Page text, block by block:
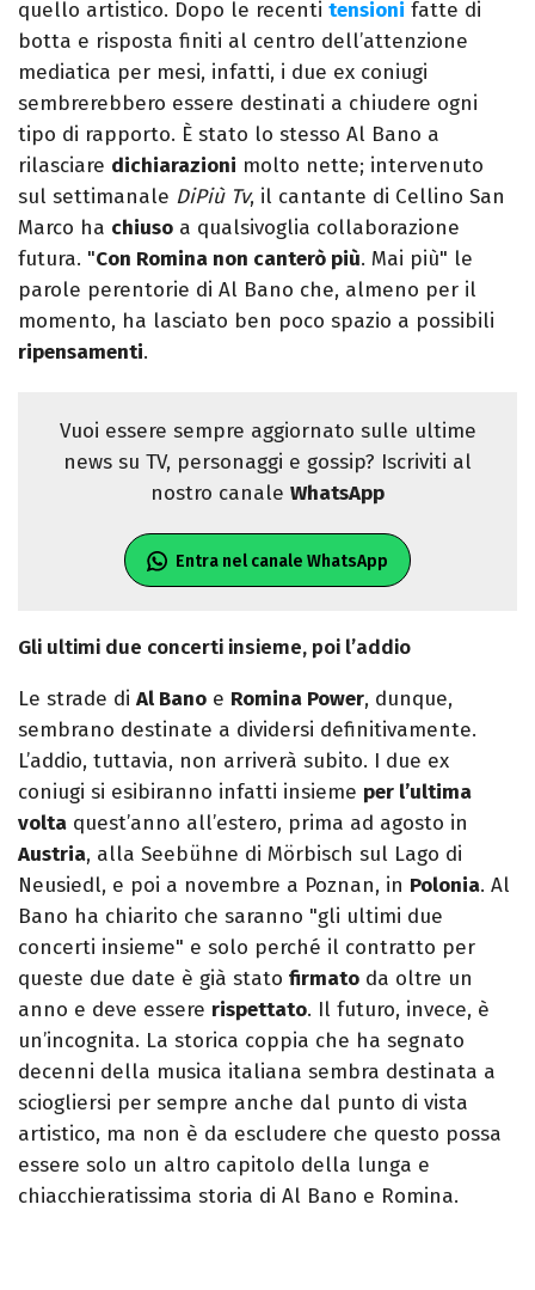
quello artistico. Dopo le recenti tensioni fatte di
botta e risposta finiti al centro dell’attenzione
mediatica per mesi, infatti, i due ex coniugi
sembrerebbero essere destinati a chiudere ogni
tipo di rapporto. È stato lo stesso Al Bano a
rilasciare dichiarazioni molto nette; intervenuto
sul settimanale DiPiù Tv, il cantante di Cellino San
Marco ha chiuso a qualsivoglia collaborazione
futura. "Con Romina non canterò più. Mai più" le
parole perentorie di Al Bano che, almeno per il
momento, ha lasciato ben poco spazio a possibili
ripensamenti.
Vuoi essere sempre aggiornato sulle ultime
news su TV, personaggi e gossip? Iscriviti al
nostro canale WhatsApp
Entra nel canale WhatsApp
Gli ultimi due concerti insieme, poi l’addio
Le strade di Al Bano e Romina Power, dunque,
sembrano destinate a dividersi definitivamente.
L’addio, tuttavia, non arriverà subito. I due ex
coniugi si esibiranno infatti insieme per l’ultima
volta quest’anno all’estero, prima ad agosto in
Austria, alla Seebühne di Mörbisch sul Lago di
Neusiedl, e poi a novembre a Poznan, in Polonia. Al
Bano ha chiarito che saranno "gli ultimi due
concerti insieme" e solo perché il contratto per
queste due date è già stato firmato da oltre un
anno e deve essere rispettato. Il futuro, invece, è
un’incognita. La storica coppia che ha segnato
decenni della musica italiana sembra destinata a
sciogliersi per sempre anche dal punto di vista
artistico, ma non è da escludere che questo possa
essere solo un altro capitolo della lunga e
chiacchieratissima storia di Al Bano e Romina.